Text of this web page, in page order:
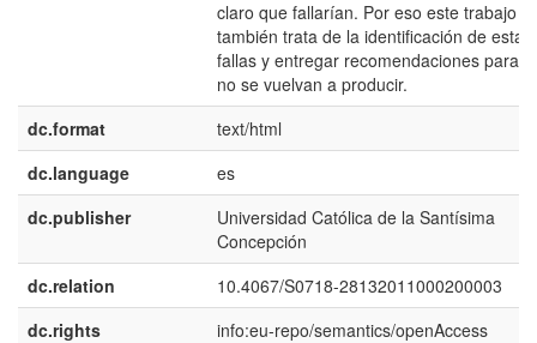
claro que fallarían. Por eso este trabajo
también trata de la identificación de estas
fallas y entregar recomendaciones para
no se vuelvan a producir.
dc.format
text/html
dc.language
es
dc.publisher
Universidad Católica de la Santísima
Concepción
dc.relation
10.4067/S0718-28132011000200003
dc.rights
info:eu-repo/semantics/openAccess